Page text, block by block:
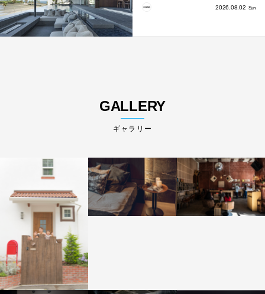
2026.08.02 Sun
GALLERY
ギャラリー